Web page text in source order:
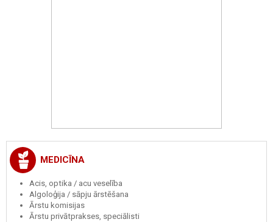
MEDICĪNA
Acis, optika / acu veselība
Algoloģija / sāpju ārstēšana
Ārstu komisijas
Ārstu privātprakses, speciālisti